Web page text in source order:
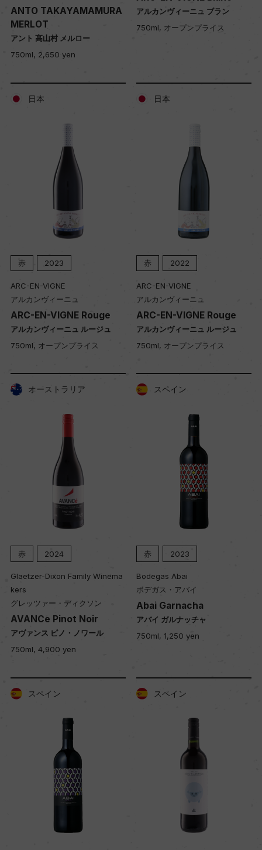
ANTO TAKAYAMAMURA
MERLOT
アント 高山村 メルロー
750ml, 2,650 yen
アルカンヴィーニュ ブラン
750ml, オープンプライス
日本
赤 2023
ARC-EN-VIGNE
アルカンヴィーニュ
ARC-EN-VIGNE Rouge
アルカンヴィーニュ ルージュ
750ml, オープンプライス
日本
赤 2022
ARC-EN-VIGNE
アルカンヴィーニュ
ARC-EN-VIGNE Rouge
アルカンヴィーニュ ルージュ
750ml, オープンプライス
オーストラリア
赤 2024
Glaetzer-Dixon Family Winema
kers
グレッツァー・ディクソン
AVANCe Pinot Noir
アヴァンス ピノ・ノワール
750ml, 4,900 yen
スペイン
赤 2023
Bodegas Abai
ボデガス・アバイ
Abai Garnacha
アバイ ガルナッチャ
750ml, 1,250 yen
スペイン スペイン